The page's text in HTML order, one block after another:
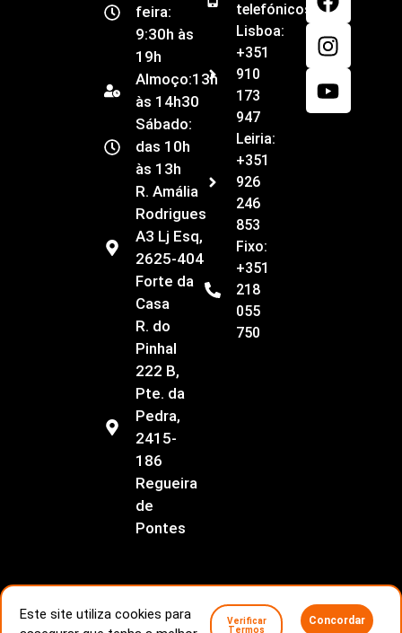
feira:
9:30h às
19h
Almoço:13h
às 14h30
Sábado:
das 10h
às 13h
R. Amália
Rodrigues
A3 Lj Esq,
2625-404
Forte da
Casa
R. do
Pinhal
222 B,
Pte. da
Pedra,
2415-
186
Regueira
de
Pontes
telefónicos
Lisboa:
+351
910
173
947
Leiria:
+351
926
246
853
Fixo:
+351
218
055
750
Livro de Reclamações Conflitos de consumo
Este site utiliza cookies para
Verificar
Termos
Concordar